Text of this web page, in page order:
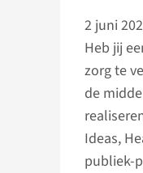
2 juni
Heb jij
zorg te
de
Ideas,
publiek-